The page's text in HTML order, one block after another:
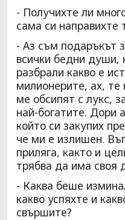
- Получихте ли
сама си направихте
- Аз съм подаръкът
всички бедни души,
разбрали какво е
милионерите, ах, те
ме обсипят с лукс,
най-богатите. Дори
който си закупих
че ми е излишен.
приляга, както и
трябва да има своя
- Каква беше
какво успяхте и
свършите?